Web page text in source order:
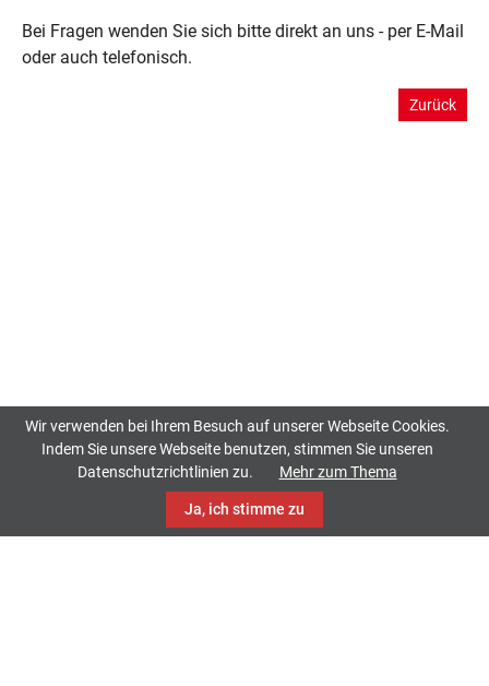
Bei Fragen wenden Sie sich bitte direkt an uns - per E-Mail
oder auch telefonisch.
Zurück
Wir verwenden bei Ihrem Besuch auf unserer Webseite Cookies.
Indem Sie unsere Webseite benutzen, stimmen Sie unseren
Datenschutzrichtlinien zu.
Mehr zum Thema
Ja, ich stimme zu